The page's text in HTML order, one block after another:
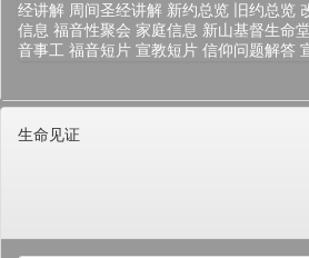
经讲解 周间圣经讲解 新约总览 旧约总览
信息 福音性聚会 家庭信息 新山基督生命堂
音事工 福音短片 宣教短片 信仰问题解答
生命见证